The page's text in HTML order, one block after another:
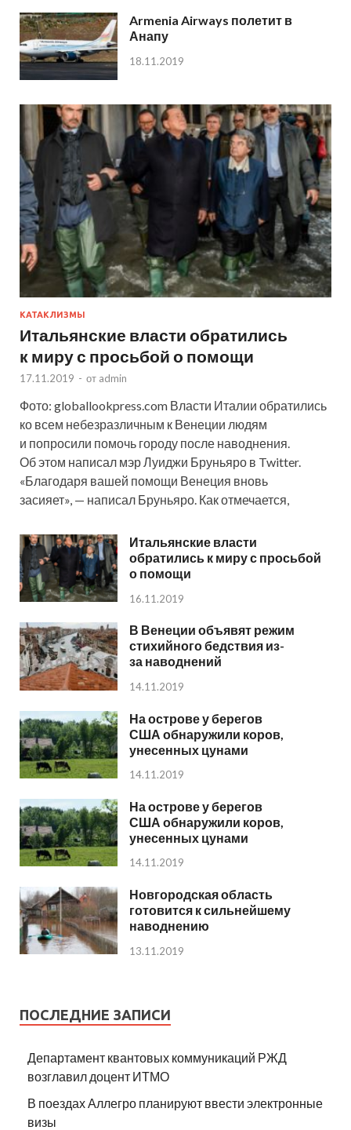
Armenia Airways полетит в
Анапу
18.11.2019
КАТАКЛИЗМЫ
Итальянские власти обратились
к миру с просьбой о помощи
17.11.2019 - от admin
Фото: globallookpress.com Власти Италии обратились
ко всем небезразличным к Венеции людям
и попросили помочь городу после наводнения.
Об этом написал мэр Луиджи Бруньяро в Twitter.
«Благодаря вашей помощи Венеция вновь
засияет», — написал Бруньяро. Как отмечается,
Итальянские власти
обратились к миру с просьбой
о помощи
16.11.2019
В Венеции объявят режим
стихийного бедствия из-
за наводнений
14.11.2019
На острове у берегов
США обнаружили коров,
унесенных цунами
14.11.2019
На острове у берегов
США обнаружили коров,
унесенных цунами
14.11.2019
Новгородская область
готовится к сильнейшему
наводнению
13.11.2019
ПОСЛЕДНИЕ ЗАПИСИ
Департамент квантовых коммуникаций РЖД
возглавил доцент ИТМО
В поездах Аллегро планируют ввести электронные
визы